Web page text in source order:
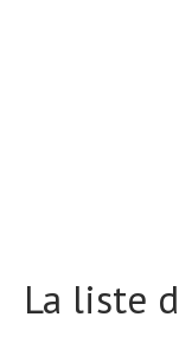
La liste